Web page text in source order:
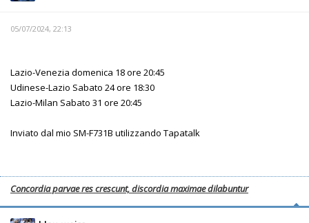
05/07/2024, 22:13
Lazio-Venezia domenica 18 ore 20:45
Udinese-Lazio Sabato 24 ore 18:30
Lazio-Milan Sabato 31 ore 20:45
Inviato dal mio SM-F731B utilizzando Tapatalk
Concordia parvae res crescunt, discordia maximae dilabuntur